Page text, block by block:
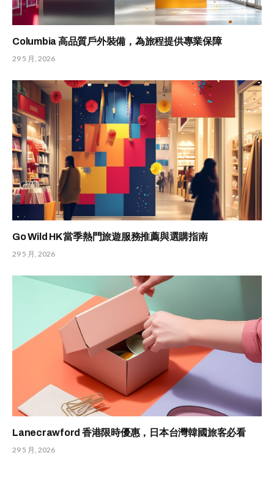
Columbia 高品質戶外裝備，為旅程提供專業保障
29 5 月, 2026
Go Wild HK 當季熱門旅遊服務推薦與選購指南
29 5 月, 2026
Lanecrawford 香港限時優惠，日本台灣韓國旅客必看
29 5 月, 2026